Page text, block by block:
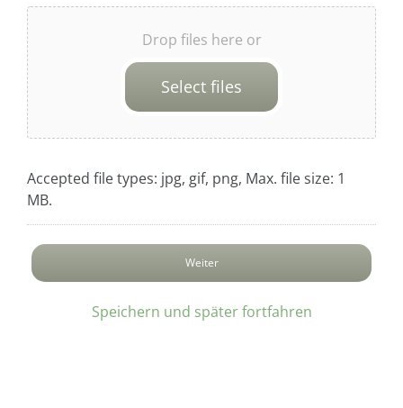
Drop files here or
Select files
Accepted file types: jpg, gif, png, Max. file size: 1
MB.
Speichern und später fortfahren